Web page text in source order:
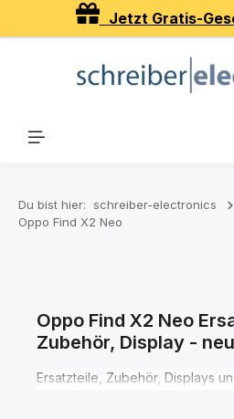
Zum Hauptinhalt springen
Jetzt Gratis-
Du bist hier: schreiber-electronics
Oppo Find X2 Neo
Oppo Find X2 Neo
Zubehör, Display -
Ersatzteile, Zubehör, Displays